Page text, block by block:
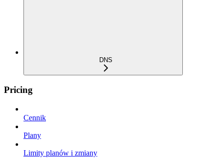
DNS
Pricing
Cennik
Plany
Limity planów i zmiany